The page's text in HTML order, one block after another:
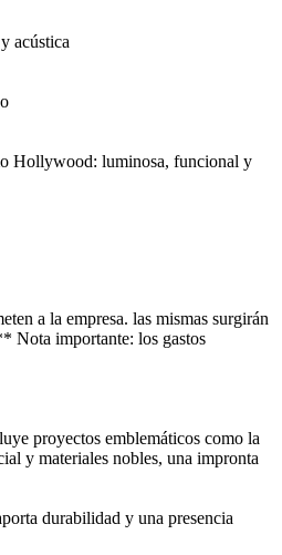
acústica
Hollywood: luminosa, funcional y
a la empresa. las mismas surgirán
Nota importante: los gastos
proyectos emblemáticos como la
y materiales nobles, una impronta
durabilidad y una presencia